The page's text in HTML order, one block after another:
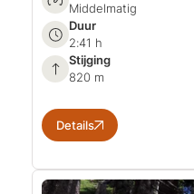
Middelmatig
Duur
2:41 h
Stijging
820 m
Details